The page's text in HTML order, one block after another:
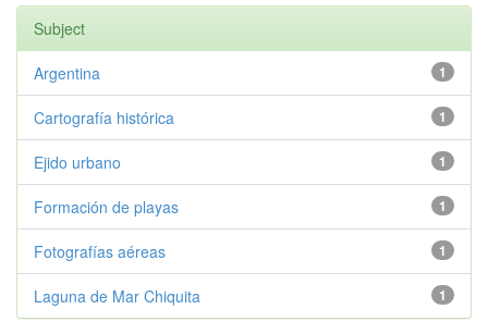
Subject
1
Argentina
1
Cartografía histórica
1
Ejido urbano
1
Formación de playas
1
Fotografías aéreas
1
Laguna de Mar Chiquita